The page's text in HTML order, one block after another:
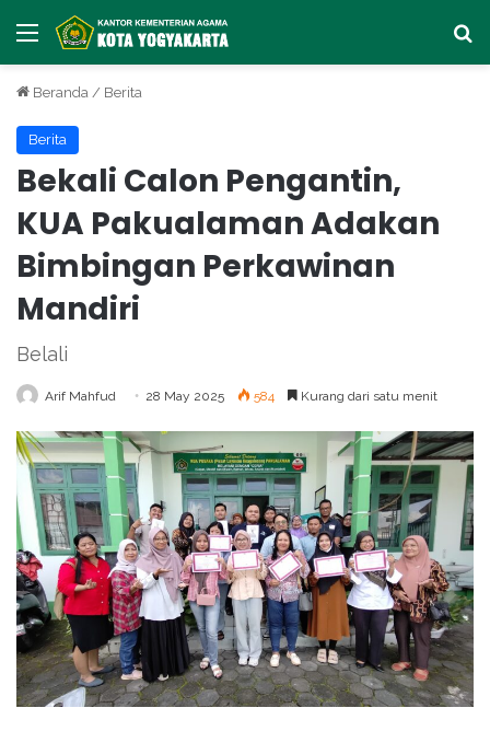
Menu
Beranda / Berita
Berita
Bekali Calon Pengantin,
KUA Pakualaman Adakan
Bimbingan Perkawinan
Mandiri
Belali
Arif Mahfud 28 May 2025 584 Kurang dari satu menit